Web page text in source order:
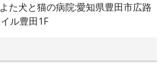
た犬と猫の病院:愛知県豊田市広路
ル豊田1F